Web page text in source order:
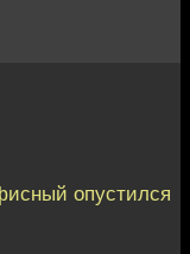
опустился